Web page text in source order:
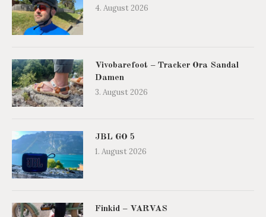
4. August 2026
Vivobarefoot – Tracker Ora Sandal
Damen
3. August 2026
JBL GO 5
1. August 2026
Finkid – VARVAS